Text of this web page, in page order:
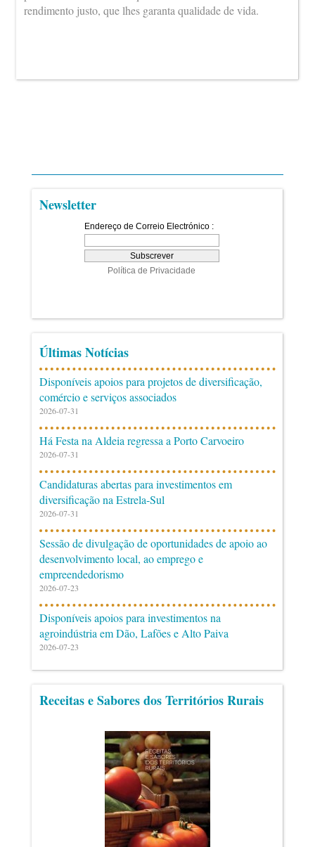
rendimento justo, que lhes garanta qualidade de vida.
Newsletter
Últimas Notícias
Disponíveis apoios para projetos de diversificação,
comércio e serviços associados
2026-07-31
Há Festa na Aldeia regressa a Porto Carvoeiro
2026-07-31
Candidaturas abertas para investimentos em
diversificação na Estrela-Sul
2026-07-31
Sessão de divulgação de oportunidades de apoio ao
desenvolvimento local, ao emprego e
empreendedorismo
2026-07-23
Disponíveis apoios para investimentos na
agroindústria em Dão, Lafões e Alto Paiva
2026-07-23
Receitas e Sabores dos Territórios Rurais